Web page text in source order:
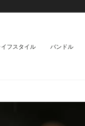
イフスタイル バンドル